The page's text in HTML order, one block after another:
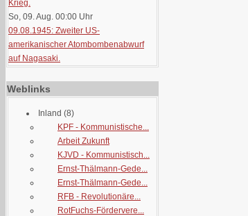
Krieg.
So, 09. Aug. 00:00 Uhr
09.08.1945: Zweiter US-
amerikanischer Atombombenabwurf
auf Nagasaki.
Weblinks
Inland (8)
KPF - Kommunistische...
Arbeit Zukunft
KJVD - Kommunistisch...
Ernst-Thälmann-Gede...
Ernst-Thälmann-Gede...
RFB - Revolutionäre...
RotFuchs-Fördervere...